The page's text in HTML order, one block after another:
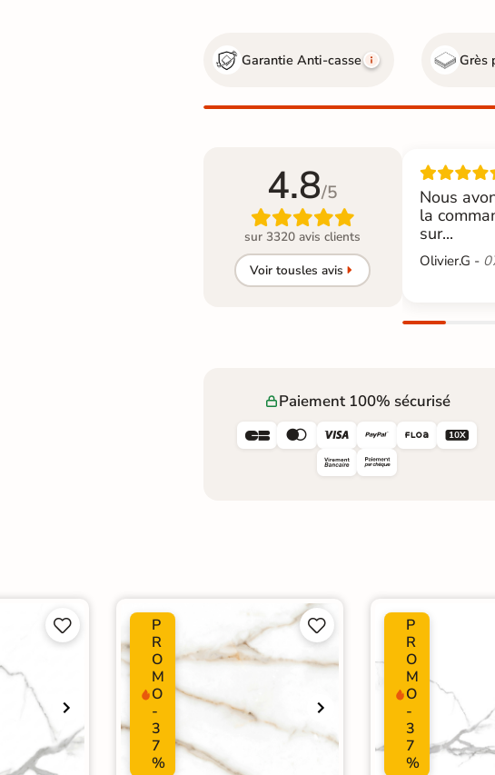
Garantie Anti-casse Grès
4.8/5

sur 3320 avis clients
Voir tousles avis
Nous
la
sur...
Olivier.G -
Paiement 100% sécurisé
     


P
R
O
M
O
-
3
7
%


P
R
O
M
O
-
3
7
%